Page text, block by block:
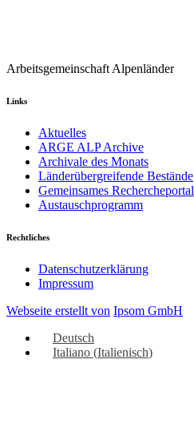
Arbeitsgemeinschaft Alpenländer
Links
Aktuelles
ARGE ALP Archive
Archivale des Monats
Länderübergreifende Bestände
Gemeinsames Rechercheportal
Austauschprogramm
Rechtliches
Datenschutzerklärung
Impressum
Webseite erstellt von Ipsom GmbH
Deutsch
Italiano (Italienisch)